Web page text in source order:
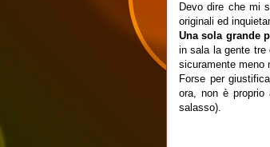
Devo dire che mi
originali ed
Una sola grande
in sala la gente tre
sicuramente meno
Forse per
ora, non è
salasso).